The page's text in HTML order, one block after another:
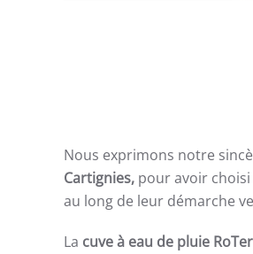
Nous exprimons notre
Cartignies, pour avoir
au long de leur démarche
La cuve à eau de pluie